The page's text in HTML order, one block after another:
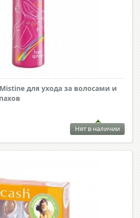
для ухода за волосами и
Нет в наличии